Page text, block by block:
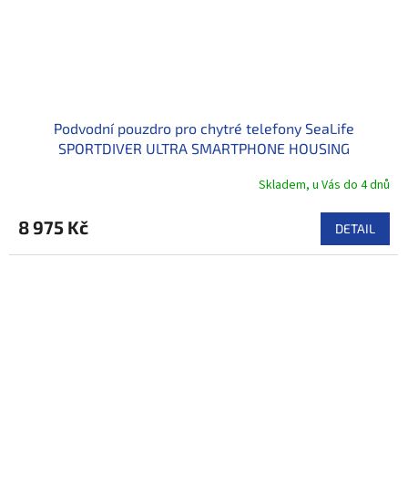
Podvodní pouzdro pro chytré telefony SeaLife
SPORTDIVER ULTRA SMARTPHONE HOUSING
Skladem, u Vás do 4 dnů
8 975 Kč DETAIL